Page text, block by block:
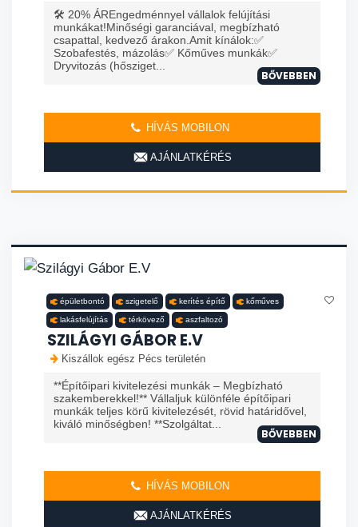
🛠️ 20% ÁREngedménnyel vállalok felújítási
munkákat!Minőségi garanciával, megbízható
csapattal, kedvező árakon.Amit kínálok:✅
Szobafestés, mázolás✅ Kőműves munkák✅
Dryvitozás (hősziget...
BŐVEBBEN
HÍVÁS MOBILON
AJÁNLATKÉRÉS
épületbontó szigetelő kerítés építő kőműves
lakásfelújítás térkövező aszfaltozó
SZILÁGYI GÁBOR E.V
Kiszállok egész Pécs területén
**Építőipari kivitelezési munkák – Megbízható
szakemberekkel!** Vállaljuk különféle építőipari
munkák teljes körű kivitelezését, rövid határidővel,
kiváló minőségben! **Szolgáltat...
BŐVEBBEN
HÍVÁS MOBILON
AJÁNLATKÉRÉS